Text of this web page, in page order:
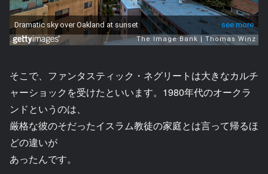
そこで、ファンタスティック・ネグリートは大きなカルチ
ャーショックを受けたといいます。1980年代のオークラ
ンドというのは、
厳格な彼のそだったイスラム教徒の家庭とは言って帰るほ
どの違いが
あったんです。